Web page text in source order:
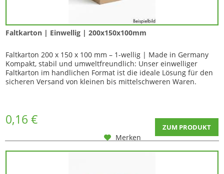
Faltkarton | Einwellig | 200x150x100mm
Faltkarton 200 x 150 x 100 mm – 1-wellig | Made in Germany
Kompakt, stabil und umweltfreundlich: Unser einwelliger
Faltkarton im handlichen Format ist die ideale Lösung für den
sicheren Versand von kleinen bis mittelschweren Waren.
0,16 € ZUM PRODUKT
Merken